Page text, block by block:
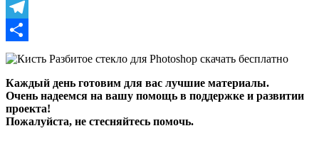
Odnoklassniki
Telegram
Отправить
Каждый день готовим для вас лучшие материалы.
Очень надеемся на вашу помощь в поддержке и развитии
проекта!
Пожалуйста, не стесняйтесь помочь.